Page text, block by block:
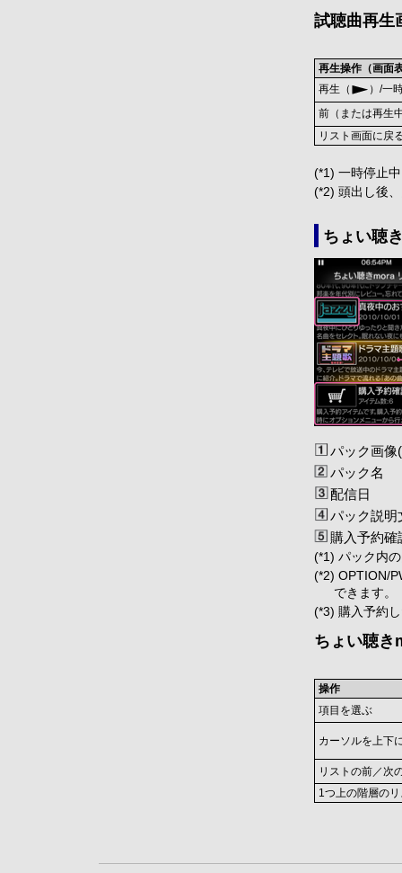
試聴曲再生
再生操作（画面
再生（
）/一
前（または再生
リスト画面に戻
(*1) 一時停止
(*2) 頭出し後
ちょい聴
パック画像
パック名
配信日
パック説明
購入予約確
(*1) パック内
(*2) OPTION/
できます。
(*3) 購入予約
ちょい聴き
操作
項目を選ぶ
カーソルを上下
リストの前／次
1つ上の階層の